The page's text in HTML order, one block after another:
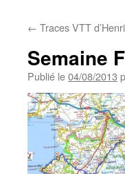
← Traces VTT
Semaine
Publié le04/08/2013